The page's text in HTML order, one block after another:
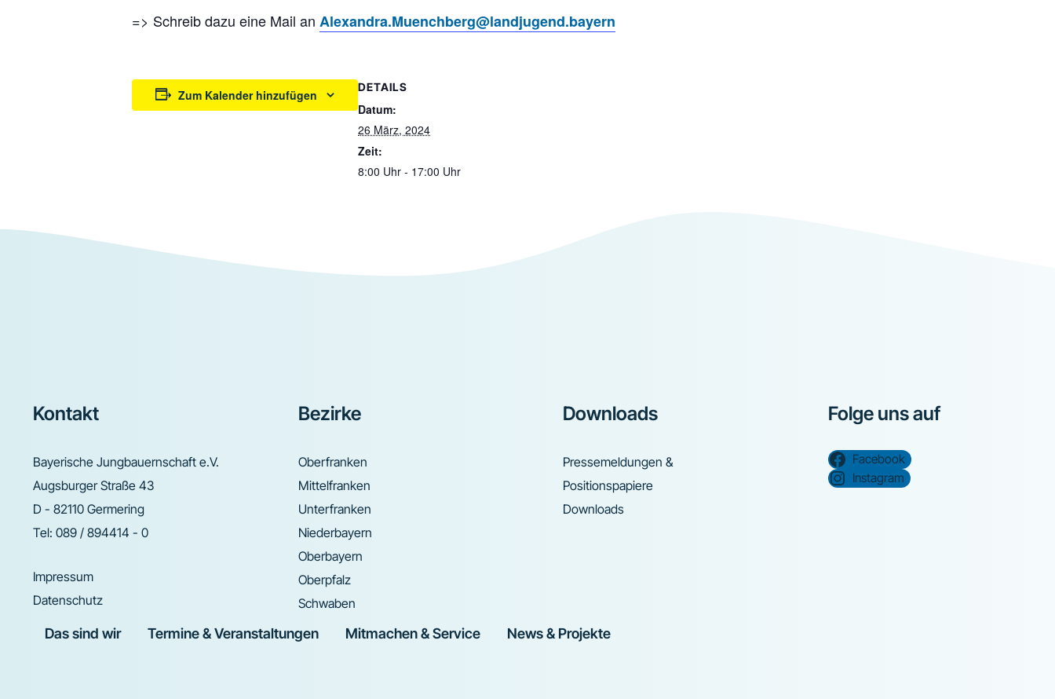
=> Schreib dazu eine Mail an Alexandra.Muenchberg@landjugend.bayern
Zum Kalender hinzufügen
DETAILS
Datum:
26 März, 2024
Zeit:
8:00 Uhr - 17:00 Uhr
Footer
Kontakt
Bayerische Jungbauernschaft e.V.
Augsburger Straße 43
D - 82110 Germering
Tel: 089 / 894414 - 0
Impressum
Datenschutz
Bezirke
Oberfranken
Mittelfranken
Unterfranken
Niederbayern
Oberbayern
Oberpfalz
Schwaben
Downloads
Pressemeldungen &
Positionspapiere
Downloads
Folge uns auf
Facebook
Instagram
Das sind wir Termine & Veranstaltungen Mitmachen & Service News & Projekte